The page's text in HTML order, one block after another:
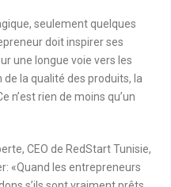
seulement quelques
doit inspirer ses
une longue voie vers les
la qualité des produits, la
n’est rien de moins qu’un
CEO de RedStart Tunisie,
«Quand les entrepreneurs